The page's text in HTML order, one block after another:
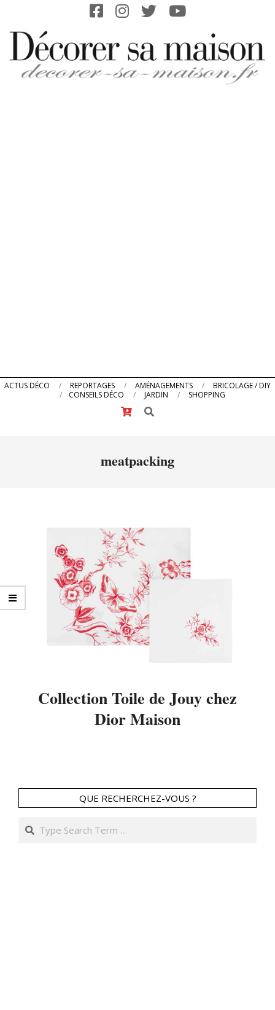
content
Primary
ACTUS DÉCO REPORTAGES AMÉNAGEMENTS
BRICOLAGE / DIY
CONSEILS DÉCO
JARDIN
SHOPPING
Search
meatpacking
Collection Toile de Jouy chez
Dior Maison
QUE RECHERCHEZ-VOUS ?
Search